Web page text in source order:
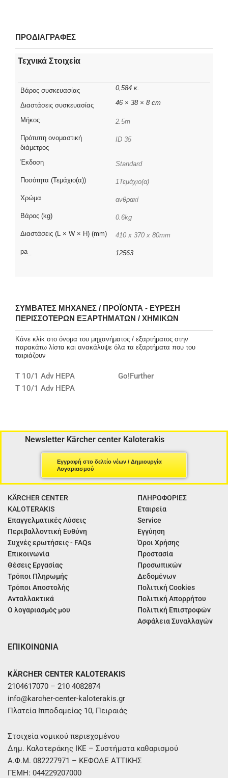
ΠΡΟΔΙΑΓΡΑΦΕΣ
Τεχνικά Στοιχεία
Βάρος συσκευασίας 0,584 κ.
Διαστάσεις συσκευασίας 46 × 38 × 8 cm
Μήκος 2.5m
Πρότυπη ονομαστική
διάμετρος
ID 35
Έκδοση Standard
Ποσότητα (Τεμάχιο(α)) 1Τεμάχιο(α)
Χρώμα ανθρακί
Βάρος (kg) 0.6kg
Διαστάσεις (L × W × H) (mm) 410 x 370 x 80mm
pa_ 12563
ΣΥΜΒΑΤΈΣ ΜΗΧΑΝΈΣ / ΠΡΟΪΌΝΤΑ - ΕΎΡΕΣΗ
ΠΕΡΙΣΣΌΤΕΡΩΝ ΕΞΑΡΤΗΜΆΤΩΝ / ΧΗΜΙΚΏΝ
Κάνε κλίκ στο όνομα του μηχανήματος / εξαρτήματος στην
παρακάτω λίστα και ανακάλυψε όλα τα εξαρτήματα που του
ταιριάζουν
T 10/1 Adv HEPA
T 10/1 Adv HEPA
Go!Further
Newsletter Kärcher center Kaloterakis
Εγγραφή στο δελτίο νέων / Δημιουργία
Λογαριασμού
KÄRCHER CENTER
KALOTERAKIS
Επαγγελματικές Λύσεις
Περιβαλλοντική Ευθύνη
Συχνές ερωτήσεις - FAQs
Επικοινωνία
Θέσεις Εργασίας
Τρόποι Πληρωμής
Τρόποι Αποστολής
Ανταλλακτικά
Ο λογαριασμός μου
ΠΛΗΡΟΦΟΡΙΕΣ
Εταιρεία
Service
Εγγύηση
Όροι Χρήσης
Προστασία
Προσωπικών
Δεδομένων
Πολιτική Cookies
Πολιτική Απορρήτου
Πολιτική Επιστροφών
Ασφάλεια Συναλλαγών
ΕΠΙΚΟΙΝΩΝΙΑ
KÄRCHER CENTER KALOTERAKIS
2104617070 – 210 4082874
info@karcher-center-kaloterakis.gr
Πλατεία Ιπποδαμείας 10, Πειραιάς
Στοιχεία νομικού περιεχομένου
Δημ. Καλοτεράκης ΙΚΕ – Συστήματα καθαρισμού
Α.Φ.Μ. 082227971 – ΚΕΦΟΔΕ ΑΤΤΙΚΗΣ
ΓΕΜΗ: 044229207000